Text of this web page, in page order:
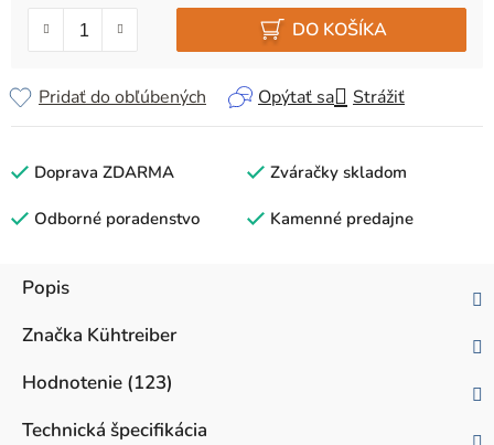
DO KOŠÍKA
Opýtať sa Strážiť
Pridať do obľúbených
Doprava ZDARMA Zváračky skladom
Odborné poradenstvo Kamenné predajne
Popis
Značka Kühtreiber
Hodnotenie (123)
Technická špecifikácia